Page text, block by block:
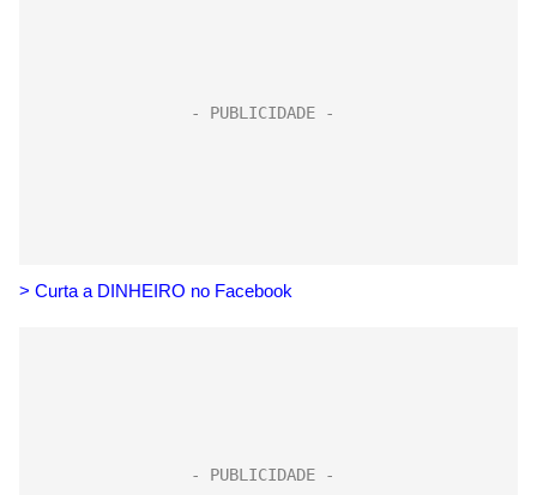
> Curta a DINHEIRO no Facebook